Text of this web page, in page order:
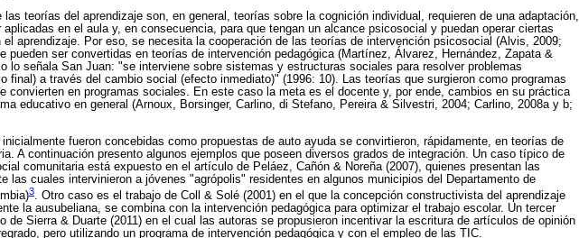
teorías del aprendizaje son, en general, teorías sobre la cognición individual, requieren de una adaptación,
aplicadas en el aula y, en consecuencia, para que tengan un alcance psicosocial y puedan operar ciertas
el aprendizaje. Por eso, se necesita la cooperación de las teorías de intervención psicosocial (Alvis, 2009;
pueden ser convertidas en teorías de intervención pedagógica (Martínez, Álvarez, Hernández, Zapata &
lo señala San Juan: "se interviene sobre sistemas y estructuras sociales para resolver problemas
final) a través del cambio social (efecto inmediato)" (1996: 10). Las teorías que surgieron como programas
convierten en programas sociales. En este caso la meta es el docente y, por ende, cambios en su práctica
educativo en general (Arnoux, Borsinger, Carlino, di Stefano, Pereira & Silvestri, 2004; Carlino, 2008a y b;
fueron concebidas como propuestas de auto ayuda se convirtieron, rápidamente, en teorías de
A continuación presento algunos ejemplos que poseen diversos grados de integración. Un caso típico de
comunitaria está expuesto en el artículo de Peláez, Cañón & Noreña (2007), quienes presentan las
las cuales intervinieron a jóvenes "agrópolis" residentes en algunos municipios del Departamento de
3. Otro caso es el trabajo de Coll & Solé (2001) en el que la concepción constructivista del aprendizaje
la ausubeliana, se combina con la intervención pedagógica para optimizar el trabajo escolar. Un tercer
de Sierra & Duarte (2011) en el cual las autoras se propusieron incentivar la escritura de artículos de opinión
pero utilizando un programa de intervención pedagógica y con el empleo de las TIC.